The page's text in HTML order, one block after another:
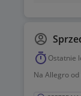
⭐️✅⭐️
⭐️✅⭐️
(zabiegów)
Ostatnie
Na Allegro